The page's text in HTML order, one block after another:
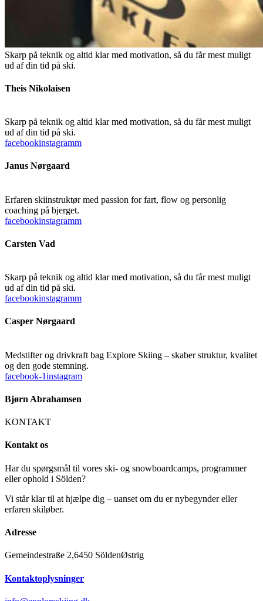
Skarp på teknik og altid klar med motivation, så du får mest muligt
ud af din tid på ski.
Theis Nikolaisen
Skarp på teknik og altid klar med motivation, så du får mest muligt
ud af din tid på ski.
facebookinstagramm
Janus Nørgaard
Erfaren skiinstruktør med passion for fart, flow og personlig
coaching på bjerget.
facebookinstagramm
Carsten Vad
Skarp på teknik og altid klar med motivation, så du får mest muligt
ud af din tid på ski.
facebookinstagramm
Casper Nørgaard
Medstifter og drivkraft bag Explore Skiing – skaber struktur, kvalitet
og den gode stemning.
facebook-1instagram
Bjørn Abrahamsen
KONTAKT
Kontakt os
Har du spørgsmål til vores ski- og snowboardcamps, programmer
eller ophold i Sölden?
Vi står klar til at hjælpe dig – uanset om du er nybegynder eller
erfaren skiløber.
Adresse
Gemeindestraße 2,6450 SöldenØstrig
Kontaktoplysninger